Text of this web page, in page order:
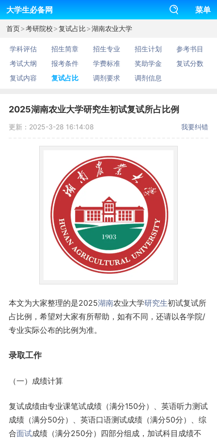
大学生必备网 菜单
首页>考研院校>复试占比>湖南农业大学
学科评估 招生简章 招生专业 招生计划
参考书目
考试大纲
报考条件 学费标准 奖助学金
复试分数
复试内容
复试占比 调剂要求 调剂信息
2025湖南农业大学研究生初试复试所占比例
更新：2025-3-28 16:14:08 我要纠错
本文为大家整理的是2025湖南农业大学研究生初试复试所
占比例，希望对大家有所帮助，如有不同，还请以各学院/
专业实际公布的比例为准。
录取工作
（一）成绩计算
复试成绩由专业课笔试成绩（满分150分）、英语听力测试
成绩（满分50分）、英语口语测试成绩（满分50分）、综
合面试成绩（满分250分）四部分组成，加试科目成绩不